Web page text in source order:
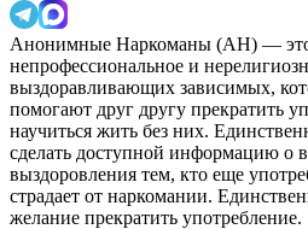
Анонимные Наркоманы (АН) — это
непрофессиональное и
выздоравливающих зависимых,
помогают друг другу прекратить
научиться жить без них.
сделать доступной информацию о
выздоровления тем, кто еще
страдает от наркомании.
желание прекратить употребление.